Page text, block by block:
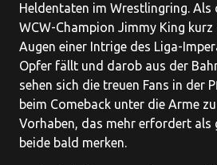
Heldentaten im Wrestlingring. Als
WCW-Champion Jimmy King
Augen einer Intrige des Liga-
Opfer fällt und darob aus der
sehen sich die treuen Fans in der
beim Comeback unter die Arme
Vorhaben, das mehr erfordert als
beide bald merken.